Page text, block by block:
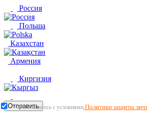
Россия
Польша
Казахстан
Армения
Киргизия
Отправить
Я соглашаюсь с условиями Политики защиты